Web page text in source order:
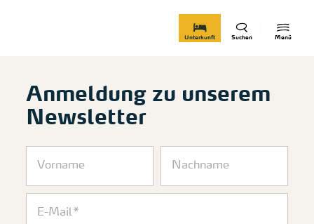
Menü
Suchen
Unterkunft
Anmeldung zu unserem
Newsletter